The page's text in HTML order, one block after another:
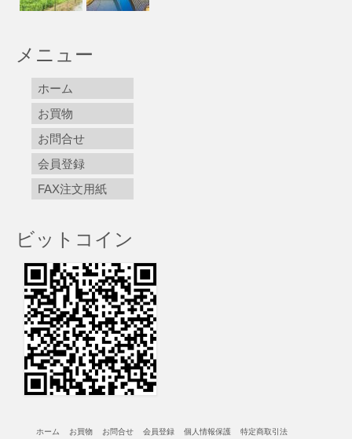
メニュー
ホーム
お買物
お問合せ
会員登録
FAX注文用紙
ビットコイン
ホーム お買物 お問合せ 会員登録 個人情報保護 特定商取引法